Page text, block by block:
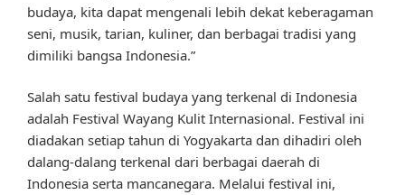
budaya, kita dapat mengenali lebih dekat keberagaman
seni, musik, tarian, kuliner, dan berbagai tradisi yang
dimiliki bangsa Indonesia.”
Salah satu festival budaya yang terkenal di Indonesia
adalah Festival Wayang Kulit Internasional. Festival ini
diadakan setiap tahun di Yogyakarta dan dihadiri oleh
dalang-dalang terkenal dari berbagai daerah di
Indonesia serta mancanegara. Melalui festival ini,